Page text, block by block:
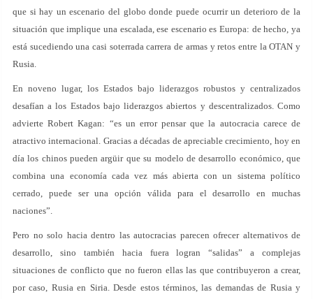
que si hay un escenario del globo donde puede ocurrir un deterioro de la
situación que implique una escalada, ese escenario es Europa: de hecho, ya
está sucediendo una casi soterrada carrera de armas y retos entre la OTAN y
Rusia.
En noveno lugar, los Estados bajo liderazgos robustos y centralizados
desafían a los Estados bajo liderazgos abiertos y descentralizados. Como
advierte Robert Kagan: “es un error pensar que la autocracia carece de
atractivo internacional. Gracias a décadas de apreciable crecimiento, hoy en
día los chinos pueden argüir que su modelo de desarrollo económico, que
combina una economía cada vez más abierta con un sistema político
cerrado, puede ser una opción válida para el desarrollo en muchas
naciones”.
Pero no solo hacia dentro las autocracias parecen ofrecer alternativos de
desarrollo, sino también hacia fuera logran “salidas” a complejas
situaciones de conflicto que no fueron ellas las que contribuyeron a crear,
por caso, Rusia en Siria. Desde estos términos, las demandas de Rusia y